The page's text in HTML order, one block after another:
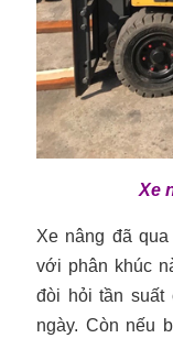
Xe
Xe nâng đã
với phân khúc
đòi hỏi tần suất
ngày. Còn nếu